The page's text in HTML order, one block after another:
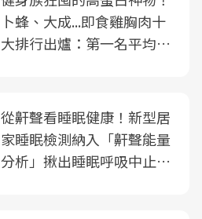
卜蜂、大成...即食雞胸肉十
大排行出爐：第一名平均一
從鼾聲看睡眠健康！新型居
家睡眠檢測納入「鼾聲能量
分析」揪出睡眠呼吸中止症